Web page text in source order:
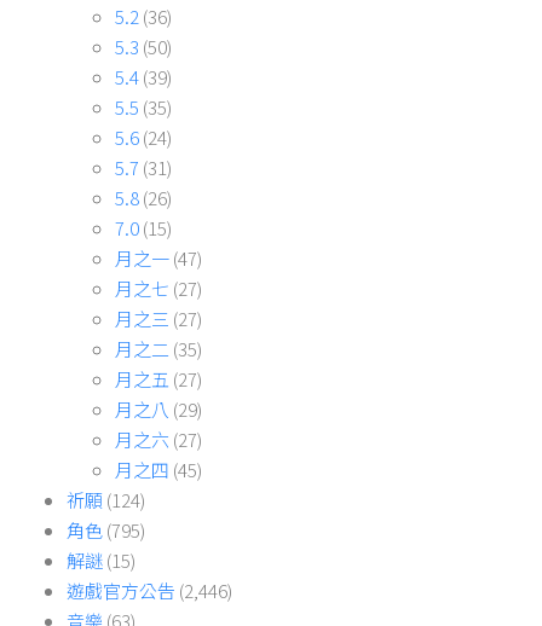
5.2 (36)
5.3 (50)
5.4(39)
5.5 (35)
5.6(24)
5.7 (31)
5.8(26)
7.0(15)
月之一(47)
月之七 (27)
月之三 (27)
月之二 (35)
月之五 (27)
月之八 (29)
月之六 (27)
月之四 (45)
祈願(124)
角色(795)
解謎(15)
遊戲官方公告 (2,446)
音樂 (63)